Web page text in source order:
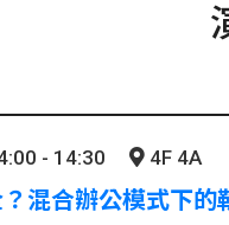
- 14:30 4F 4A
混合辦公模式下的